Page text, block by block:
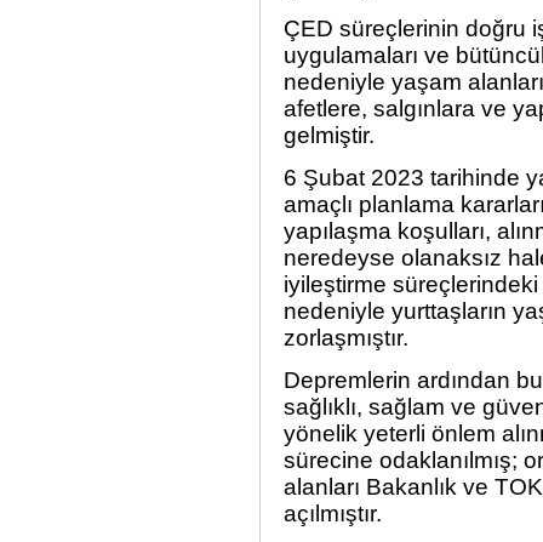
ÇED süreçlerinin doğru
uygulamaları ve
nedeniyle yaşam
afetlere, salgınlara ve
gelmiştir.
6 Şubat 2023 tarihinde
amaçlı planlama
yapılaşma koşulları,
neredeyse olanaksız
iyileştirme
nedeniyle yurttaşların
zorlaşmıştır.
Depremlerin ardından
sağlıklı, sağlam ve
yönelik yeterli önlem
sürecine odaklanılmış;
alanları Bakanlık ve
açılmıştır.